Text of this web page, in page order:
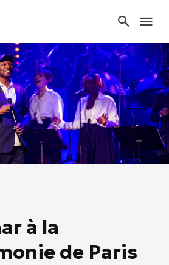
à la
de Paris